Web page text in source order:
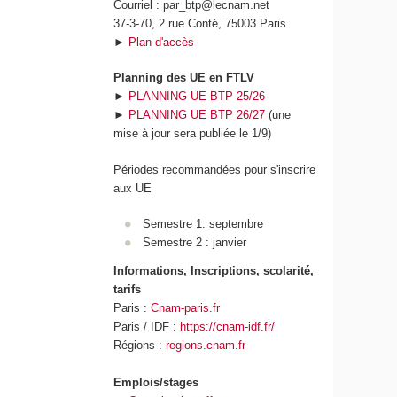
Courriel : par_btp@lecnam.net
37-3-70, 2 rue Conté, 75003 Paris
► Plan d'accès
Planning des UE en FTLV
► PLANNING UE BTP 25/26
► PLANNING UE BTP 26/27 (une
mise à jour sera publiée le 1/9)
Périodes recommandées pour s'inscrire
aux UE
Semestre 1: septembre
Semestre 2 : janvier
Informations, Inscriptions, scolarité,
tarifs
Paris :Cnam-paris.fr
Paris / IDF :https://cnam-idf.fr/
Régions :regions.cnam.fr
Emplois/stages